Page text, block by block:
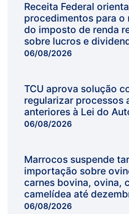
Receita Federal
procedimentos para o
do imposto de renda
sobre lucros e
06/08/2026
TCU aprova solução
regularizar processos
anteriores à Lei do
06/08/2026
Marrocos suspende
importação sobre
carnes bovina, ovina,
camelídea até
06/08/2026